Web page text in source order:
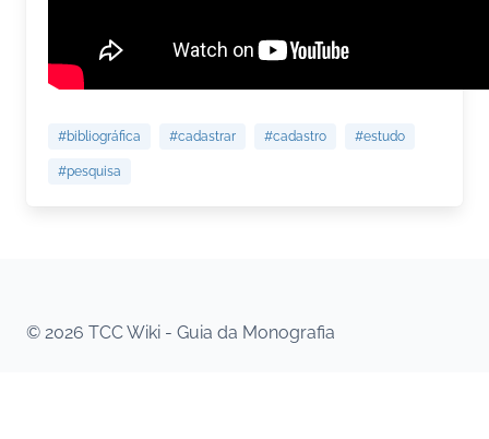
#bibliográfica #cadastrar #cadastro #estudo
#pesquisa
© 2026 TCC Wiki - Guia da Monografia